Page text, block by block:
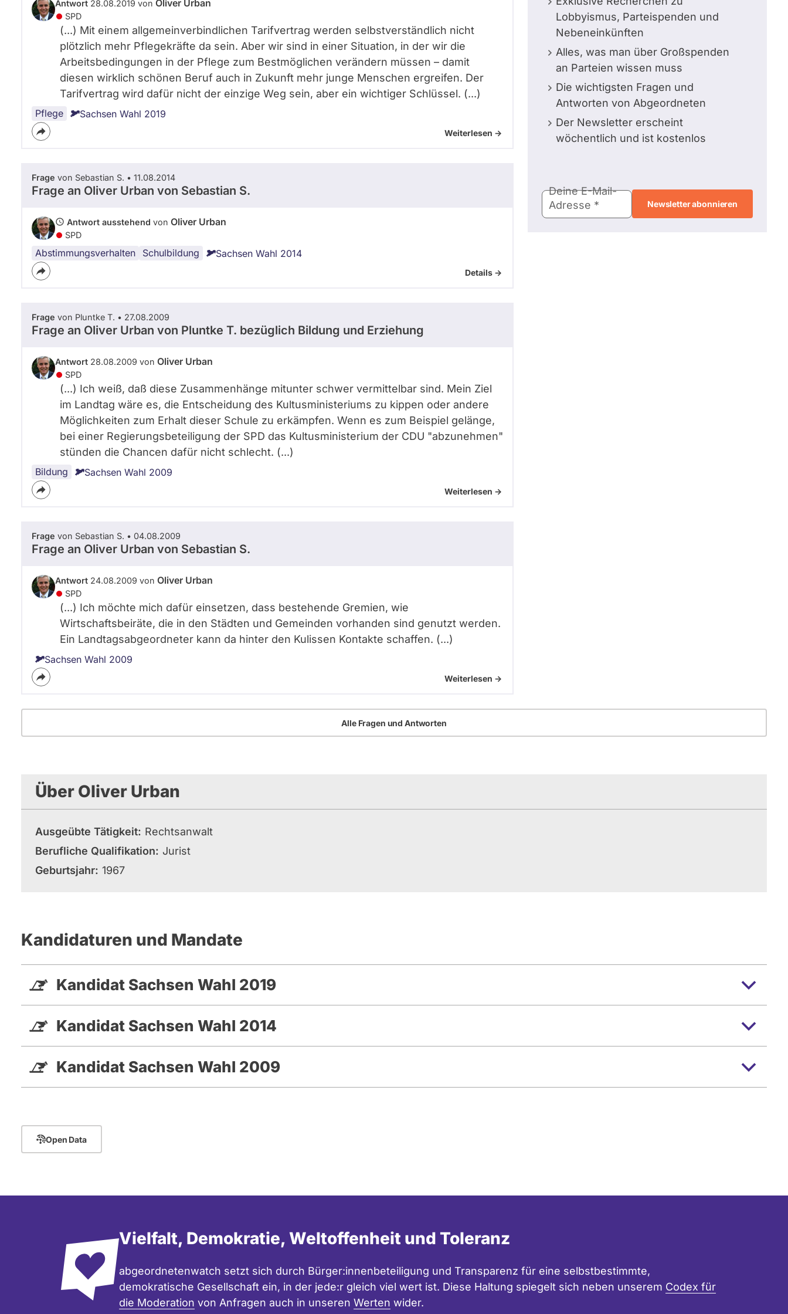
Antwort 28.08.2019 von Oliver Urban
SPD
(...) Mit einem allgemeinverbindlichen Tarifvertrag werden selbstverständlich nicht
plötzlich mehr Pflegekräfte da sein. Aber wir sind in einer Situation, in der wir die
Arbeitsbedingungen in der Pflege zum Bestmöglichen verändern müssen – damit
diesen wirklich schönen Beruf auch in Zukunft mehr junge Menschen ergreifen. Der
Tarifvertrag wird dafür nicht der einzige Weg sein, aber ein wichtiger Schlüssel. (...)
Pflege Sachsen Wahl 2019
Weiterlesen ->
Frage von Sebastian S. • 11.08.2014
Frage an Oliver Urban von Sebastian S.
Antwort ausstehend von Oliver Urban
SPD
Abstimmungsverhalten Schulbildung Sachsen Wahl 2014
Details ->
Frage von Pluntke T. • 27.08.2009
Frage an Oliver Urban von Pluntke T. bezüglich Bildung und Erziehung
Antwort 28.08.2009 von Oliver Urban
SPD
(...) Ich weiß, daß diese Zusammenhänge mitunter schwer vermittelbar sind. Mein Ziel
im Landtag wäre es, die Entscheidung des Kultusministeriums zu kippen oder andere
Möglichkeiten zum Erhalt dieser Schule zu erkämpfen. Wenn es zum Beispiel gelänge,
bei einer Regierungsbeteiligung der SPD das Kultusministerium der CDU "abzunehmen"
stünden die Chancen dafür nicht schlecht. (...)
Bildung Sachsen Wahl 2009
Weiterlesen ->
Frage von Sebastian S. • 04.08.2009
Frage an Oliver Urban von Sebastian S.
Antwort 24.08.2009 von Oliver Urban
SPD
(...) Ich möchte mich dafür einsetzen, dass bestehende Gremien, wie
Wirtschaftsbeiräte, die in den Städten und Gemeinden vorhanden sind genutzt werden.
Ein Landtagsabgeordneter kann da hinter den Kulissen Kontakte schaffen. (...)
Sachsen Wahl 2009
Weiterlesen ->
Lobbyismus, Parteispenden und
Nebeneinkünften
Alles, was man über Großspenden
an Parteien wissen muss
Die wichtigsten Fragen und
Antworten von Abgeordneten
Der Newsletter erscheint
wöchentlich und ist kostenlos
Mail-
Adresse
Deine E-Mail-
Adresse
Alle Fragen und Antworten
Über Oliver Urban
Ausgeübte Tätigkeit
Rechtsanwalt
Berufliche Qualifikation
Jurist
Geburtsjahr 1967
Kandidaturen und Mandate
Kandidat Sachsen Wahl 2019
Kandidat Sachsen Wahl 2014
Kandidat Sachsen Wahl 2009
Open Data
Vielfalt, Demokratie, Weltoffenheit und Toleranz
abgeordnetenwatch setzt sich durch Bürger:innenbeteiligung und Transparenz für eine selbstbestimmte,
demokratische Gesellschaft ein, in der jede:r gleich viel wert ist. Diese Haltung spiegelt sich neben unserem Codex für
die Moderation von Anfragen auch in unseren Werten wider.